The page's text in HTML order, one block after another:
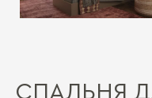
СПАЛЬНЯ